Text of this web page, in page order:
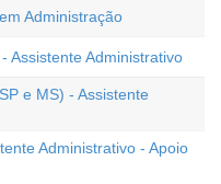
Administração
Assistente Administrativo
e MS) - Assistente
Administrativo - Apoio